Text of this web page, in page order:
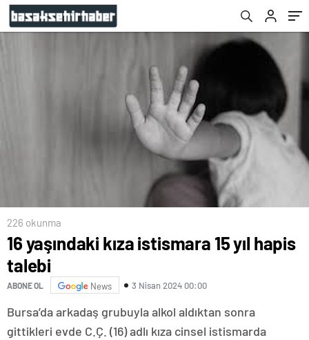
226 okunma
16 yaşındaki kıza istismara 15 yıl hapis
talebi
ABONE OL News 3 Nisan 2024 00:00
Bursa’da arkadaş grubuyla alkol aldıktan sonra
gittikleri evde C.Ç. (16) adlı kıza cinsel istismarda